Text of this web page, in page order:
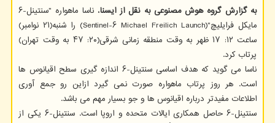
به گزارش گروه هوش مصنوعی به نقل از ایسنا
، ناسا ماهواره "سنتینل-۶
مایکل فرایلیچ"(Sentinel-۶ Michael Freilich Launch) را شنبه(۲۱ نوامبر)
ساعت ۱۲: ۱۷ ظهر به وقت منطقه زمانی شرقی(۲۰: ۴۷ به وقت تهران)
پرتاب کرد.
ناسا می گوید که هدف اساسی سنتینل-۶ اندازه گیری سطح اقیانوس ها
است. هر روز پرتاب ماهواره صورت نمی گیرد ازاین رو جمع آوری
اطلاعات مفیدتر درباره اقیانوس ها و جو بسیار مهم می باشد.
سنتینل-۶ حاصل همکاری ایالات متحده و اروپا است. سنتینل-۶ یکی از